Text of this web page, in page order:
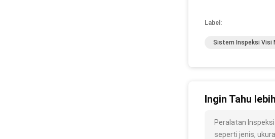
Label:
Sistem Inspeksi Visi
Ingin Tahu
Peralatan
seperti jenis,